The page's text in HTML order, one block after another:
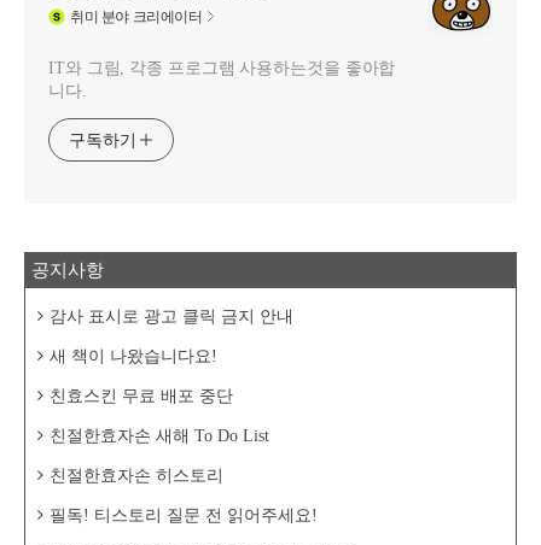
취미 분야 크리에이터
IT와 그림, 각종 프로그램 사용하는것을 좋아합
니다.
구독하기
공지사항
감사 표시로 광고 클릭 금지 안내
새 책이 나왔습니다요!
친효스킨 무료 배포 중단
친절한효자손 새해 To Do List
친절한효자손 히스토리
필독! 티스토리 질문 전 읽어주세요!